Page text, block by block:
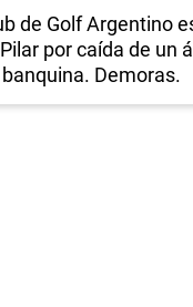
de Golf Argentino
por caída de un
Demoras.